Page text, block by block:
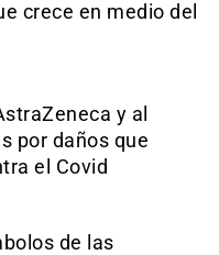
crece en medio del
y al
por daños que
el Covid
de las